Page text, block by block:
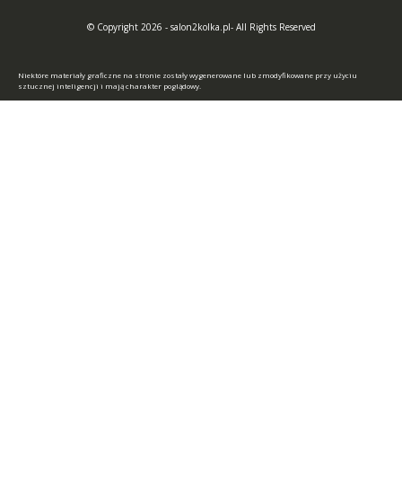
© Copyright 2026 - salon2kolka.pl- All Rights Reserved
Niektóre materiały graficzne na stronie zostały wygenerowane lub zmodyfikowane przy użyciu
sztucznej inteligencji i mają charakter poglądowy.